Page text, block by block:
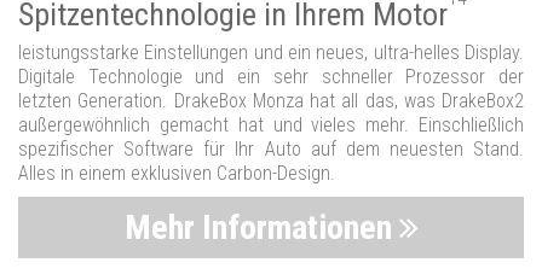
Spitzentechnologie in Ihrem Motor
leistungsstarke Einstellungen und ein neues, ultra-helles Display.
Digitale Technologie und ein sehr schneller Prozessor der
letzten Generation. DrakeBox Monza hat all das, was DrakeBox2
außergewöhnlich gemacht hat und vieles mehr. Einschließlich
spezifischer Software für Ihr Auto auf dem neuesten Stand.
Alles in einem exklusiven Carbon-Design.
Mehr Informationen